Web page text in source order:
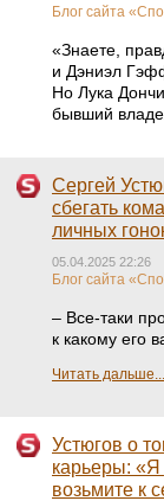
Блог сайта
«Знаете,
и Дэниэл
Но Лука
бывший
Сергей
сбегать
личных
05.04.2025 22:26
Блог сайта
– Все-таки
к какому его
Читать дальше...
Устюгов о
карьеры: «Я
возьмите к